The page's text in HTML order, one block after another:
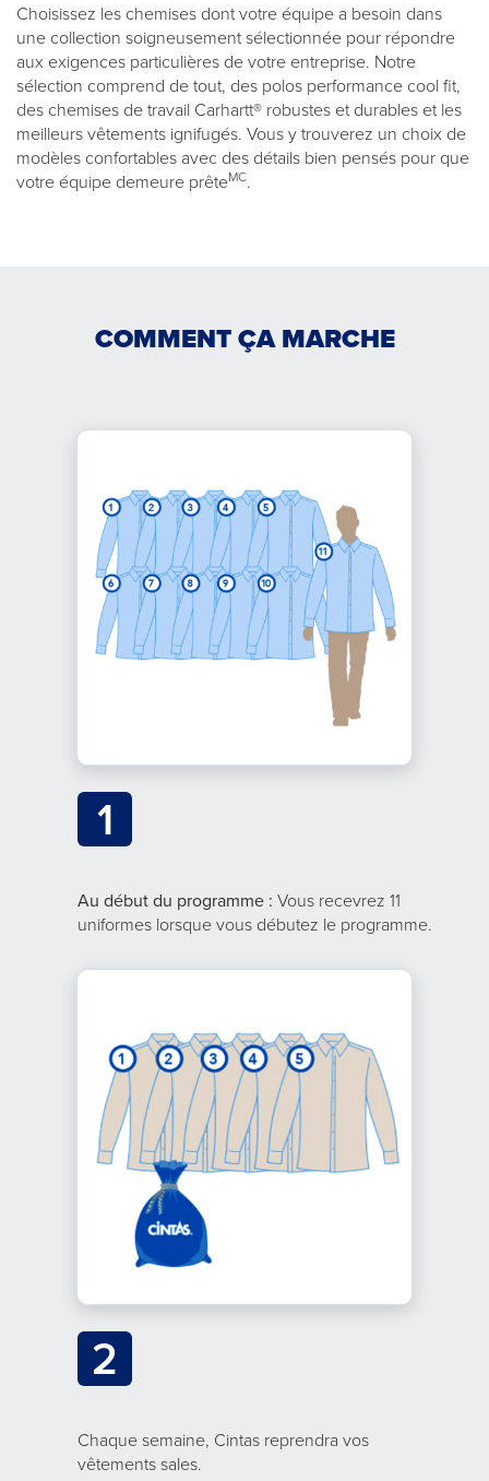
Choisissez les chemises dont votre équipe a besoin dans
une collection soigneusement sélectionnée pour répondre
aux exigences particulières de votre entreprise. Notre
sélection comprend de tout, des polos performance cool fit,
des chemises de travail Carhartt® robustes et durables et les
meilleurs vêtements ignifugés. Vous y trouverez un choix de
modèles confortables avec des détails bien pensés pour que
votre équipe demeure prêteMC.
COMMENT ÇA MARCHE
1
Au début du programme : Vous recevrez 11
uniformes lorsque vous débutez le programme.
2
Chaque semaine, Cintas reprendra vos
vêtements sales.